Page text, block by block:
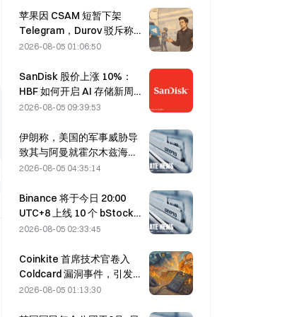
苹果因 CSAM 短暂下架
Telegram，Durov 驳斥称遭
“安全攻击”
2026-08-05 01:06:50
SanDisk 股价上涨 10%：
HBF 如何开启 AI 存储新周
期，财报能否验证增长逻
2026-08-05 09:39:53
伊朗称，美国的军事威胁导
致其与阿曼就霍尔木兹海峡
达成协议的时间推迟至8月5
2026-08-05 04:35:14
Binance 将于今日 20:00
UTC+8 上线 10 个 bStocks
交易对，挂单手续费为零
2026-08-05 02:33:45
Coinkite 首席技术官卷入
Coldcard 漏洞事件，引发四
轮攻击并造成 1.14 亿美元损
2026-08-05 01:13:30